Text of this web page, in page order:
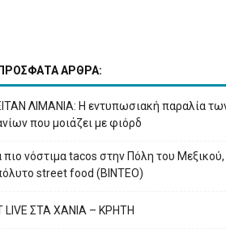
ΠΡΟΣΦΑΤΑ ΑΡΘΡΑ:
ΛΙΜΑΝΙΑ: Η εντυπωσιακή παραλία
που μοιάζει με φιόρδ
πιο νόστιμα tacos στην Πόλη του Μεξικού,
street food (ΒΙΝΤΕΟ)
LIVE ΣΤΑ ΧΑΝΙΑ – ΚΡΗΤΗ